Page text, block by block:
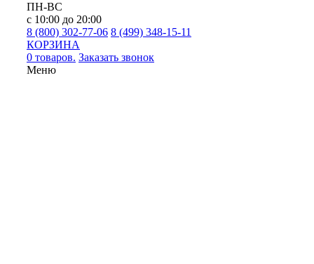
ПН-ВС
с 10:00 до 20:00
8 (800) 302-77-06 8 (499) 348-15-11
КОРЗИНА
0 товаров. Заказать звонок
Меню